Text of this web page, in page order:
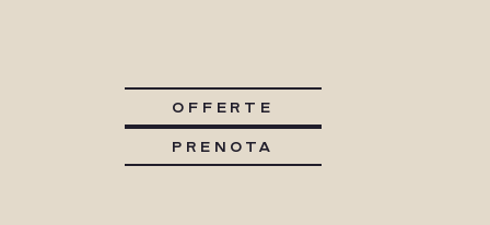
OFFERTE
PRENOTA